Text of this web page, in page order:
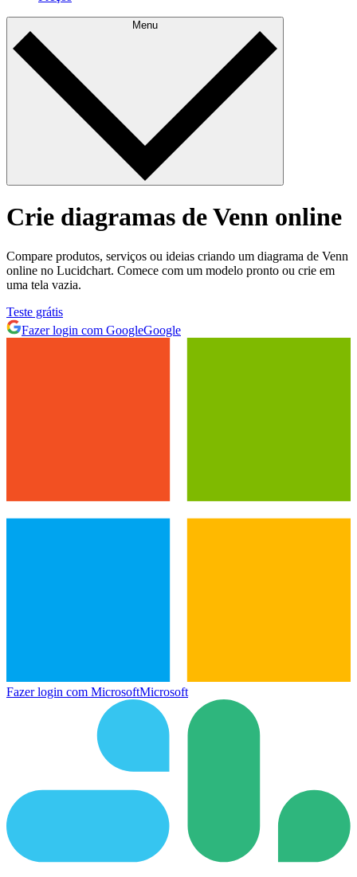
Menu
Crie diagramas de Venn online
Compare produtos, serviços ou ideias criando um diagrama de Venn
online no Lucidchart. Comece com um modelo pronto ou crie em
uma tela vazia.
Teste grátis
Fazer login com GoogleGoogle
Fazer login com MicrosoftMicrosoft